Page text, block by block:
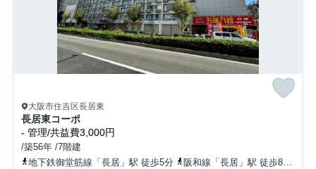
大阪市住吉区長居東
長居東コーポ
- 管理/共益費3,000円
/築56年 /7階建
地下鉄御堂筋線「長居」駅 徒歩5分
阪和線「長居」駅 徒歩8分